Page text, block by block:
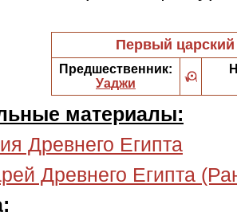
Первый
Предшественник:
Уаджи
материалы:
Древнего Египта
Древнего Египта